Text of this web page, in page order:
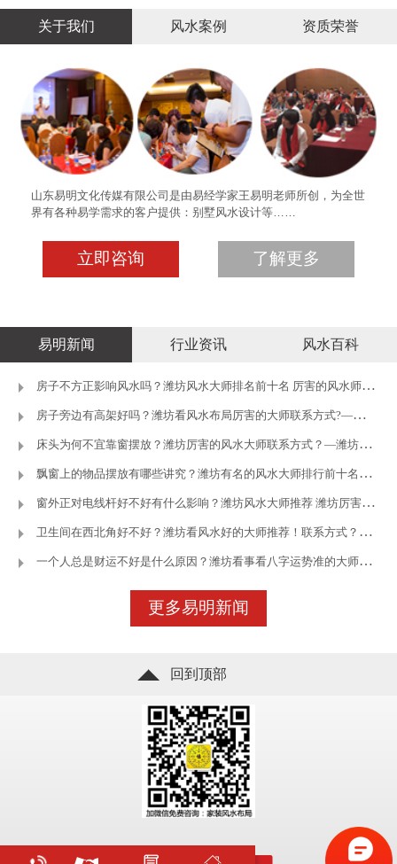
关于我们 风水案例 资质荣誉
山东易明文化传媒有限公司是由易经学家王易明老师所创，为全世
界有各种易学需求的客户提供：别墅风水设计等……
立即咨询 了解更多
立即咨询 了解更多
立即咨询 了解更多
易明新闻 行业资讯 风水百科
房子不方正影响风水吗？潍坊风水大师排名前十名 厉害的风水师推荐
房子旁边有高架好吗？潍坊看风水布局厉害的大师联系方式?—潍坊王
床头为何不宜靠窗摆放？潍坊厉害的风水大师联系方式？—潍坊王易明
飘窗上的物品摆放有哪些讲究？潍坊有名的风水大师排行前十名—潍坊
窗外正对电线杆好不好有什么影响？潍坊风水大师推荐 潍坊厉害的风
卫生间在西北角好不好？潍坊看风水好的大师推荐！联系方式？—潍坊王
一个人总是财运不好是什么原因？潍坊看事看八字运势准的大师—潍坊
更多易明新闻
回到顶部